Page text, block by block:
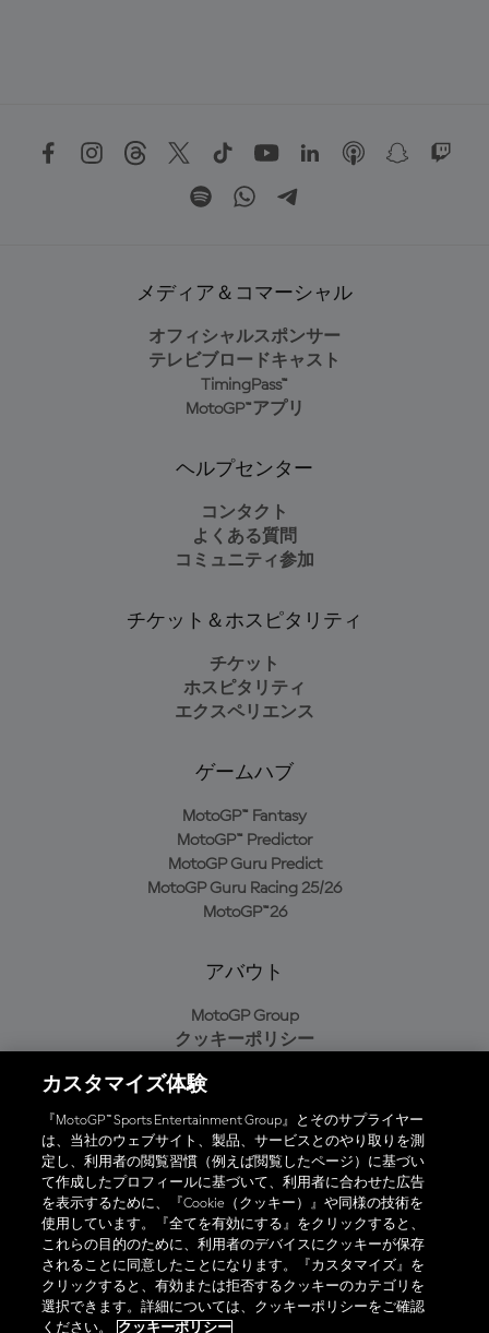
メディア＆コマーシャル
オフィシャルスポンサー
テレビブロードキャスト
TimingPass™
MotoGP™アプリ
ヘルプセンター
コンタクト
よくある質問
コミュニティ参加
チケット＆ホスピタリティ
チケット
ホスピタリティ
エクスペリエンス
ゲームハブ
MotoGP™ Fantasy
MotoGP™ Predictor
MotoGP Guru Predict
MotoGP Guru Racing 25/26
MotoGP™26
アバウト
MotoGP Group
クッキーポリシー
プライバシーポリシー
購入ポリシー
オフィシャルアプリ
© 2026 MotoGP Sports Entertainment Group. 全著作権所有。全ての
カスタマイズ体験
『MotoGP™ Sports Entertainment Group』とそのサプライヤー
は、当社のウェブサイト、製品、サービスとのやり取りを測
定し、利用者の閲覧習慣（例えば閲覧したページ）に基づい
て作成したプロフィールに基づいて、利用者に合わせた広告
を表示するために、『Cookie（クッキー）』や同様の技術を
使用しています。『全てを有効にする』をクリックすると、
これらの目的のために、利用者のデバイスにクッキーが保存
されることに同意したことになります。『カスタマイズ』を
クリックすると、有効または拒否するクッキーのカテゴリを
選択できます。詳細については、クッキーポリシーをご確認
ください。
クッキーポリシー